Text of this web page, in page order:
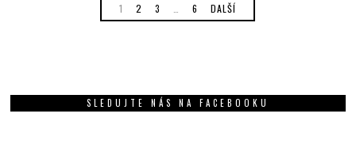
1 2 3 6 DALŠÍ
SLEDUJTE NÁS NA FACEBOOKU